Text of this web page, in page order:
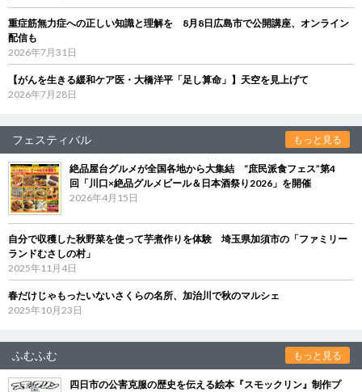
重症筋無力症への正しい知識と理解を 8月8日広島市で公開講座、オンライン
配信も
2026年7月31日
【がんを生きる緩和ケア医・大橋洋平「足し算命」】天空を見上げて
2026年7月28日
フェスティバル もっと見る
絶品屋台グルメが全国各地から大集結 “庶民派食フェス”第4
回「川口×絶品グルメビール＆日本酒祭り2026」を開催
2026年4月15日
自分で収穫した秋野菜を使って芋煮作りを体験 埼玉県加須市の「ファミリー
ランドむさしの村」
2025年11月4日
春だけじゃもったいないさくらの名所、加治川で秋のマルシェ
2025年10月23日
ふむふむ もっと見る
四日市の公害克服の歴史を伝える絵本『スモックリン』制作プ